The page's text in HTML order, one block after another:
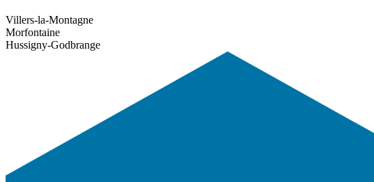
Villers-la-Montagne
Morfontaine
Hussigny-Godbrange